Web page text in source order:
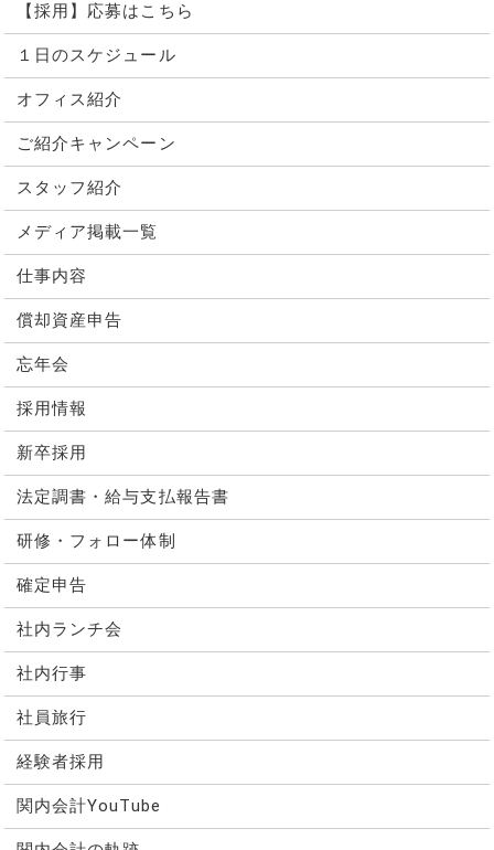
【採用】応募はこちら
１日のスケジュール
オフィス紹介
ご紹介キャンペーン
スタッフ紹介
メディア掲載一覧
仕事内容
償却資産申告
忘年会
採用情報
新卒採用
法定調書・給与支払報告書
研修・フォロー体制
確定申告
社内ランチ会
社内行事
社員旅行
経験者採用
関内会計YouTube